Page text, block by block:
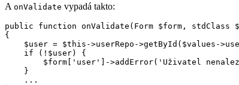
A onValidate vypadá takto:
public function onValidate(Form $form, stdClass
{
$user = $this->userRepo->getById($values-
    if (!$user) {
$form['user']->addError('Uživatel
    }
    ...